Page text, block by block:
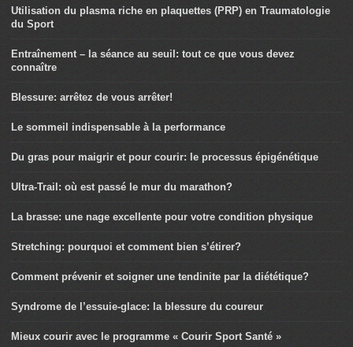
Utilisation du plasma riche en plaquettes (PRP) en Traumatologie
du Sport
Entraînement – la séance au seuil: tout ce que vous devez
connaître
Blessure: arrêtez de vous arrêter!
Le sommeil indispensable à la performance
Du gras pour maigrir et pour courir: le processus épigénétique
Ultra-Trail: où est passé le mur du marathon?
La brasse: une nage excellente pour votre condition physique
Stretching: pourquoi et comment bien s’étirer?
Comment prévenir et soigner une tendinite par la diététique?
Syndrome de l’essuie-glace: la blessure du coureur
Mieux courir avec le programme « Courir Sport Santé »